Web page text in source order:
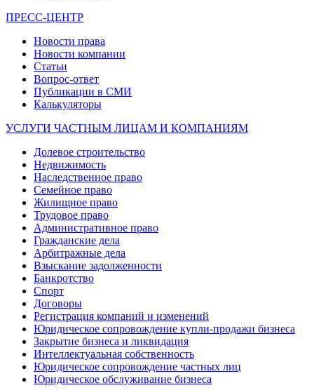
ПРЕСС-ЦЕНТР
Новости права
Новости компании
Статьи
Вопрос-ответ
Публикации в СМИ
Калькуляторы
УСЛУГИ ЧАСТНЫМ ЛИЦАМ И КОМПАНИЯМ
Долевое строительство
Недвижимость
Наследственное право
Семейное право
Жилищное право
Трудовое право
Административное право
Гражданские дела
Арбитражные дела
Взыскание задолженности
Банкротство
Спорт
Договоры
Регистрация компаний и изменений
Юридическое сопровождение купли-продажи бизнеса
Закрытие бизнеса и ликвидация
Интеллектуальная собственность
Юридическое сопровождение частных лиц
Юридическое обслуживание бизнеса